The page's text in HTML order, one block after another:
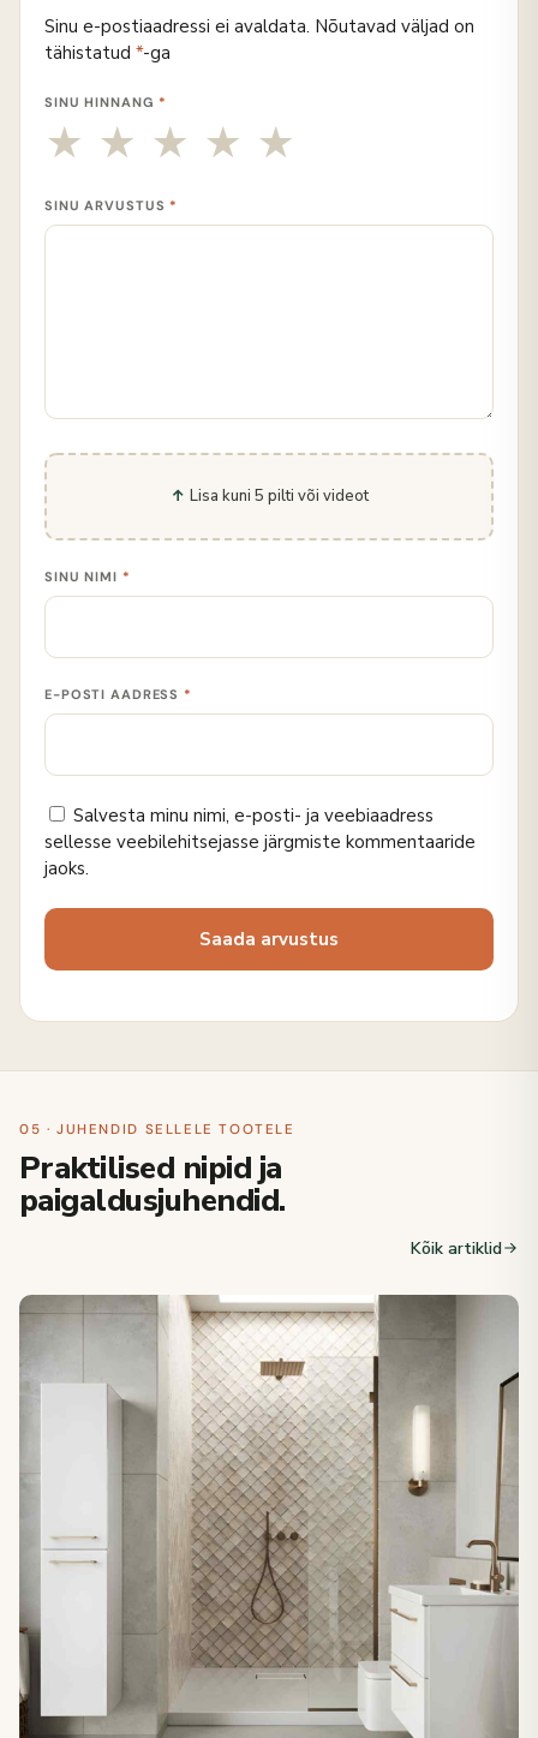
Sinu e-postiaadressi ei avaldata. Nõutavad väljad on
tähistatud *-ga
SINU HINNANG *
SINU ARVUSTUS *
Lisa kuni 5 pilti või videot
SINU NIMI *
E-POSTI AADRESS *
Salvesta minu nimi, e-posti- ja veebiaadress
sellesse veebilehitsejasse järgmiste kommentaaride
jaoks.
05 · JUHENDID SELLELE TOOTELE
Praktilised nipid ja
paigaldusjuhendid.
Kõik artiklid